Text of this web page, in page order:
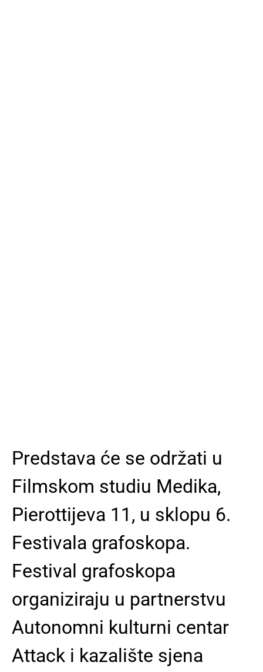
Predstava će se održati u
Filmskom studiu Medika,
Pierottijeva 11, u sklopu 6.
Festivala grafoskopa.
Festival grafoskopa
organiziraju u partnerstvu
Autonomni kulturni centar
Attack i kazalište sjena